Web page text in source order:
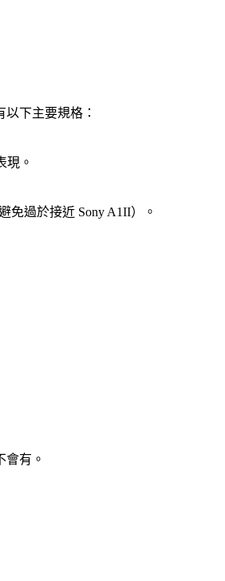
以下主要規格：
現。
免過於接近 Sony A1II）。
會有。